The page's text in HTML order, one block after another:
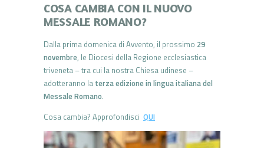
COSA CAMBIA CON IL NUOVO
MESSALE ROMANO?
Dalla prima domenica di Avvento, il prossimo 29
novembre, le Diocesi della Regione ecclesiastica
triveneta – tra cui la nostra Chiesa udinese –
adotteranno la terza edizione in lingua italiana del
Messale Romano.
Cosa cambia? Approfondisci QUI